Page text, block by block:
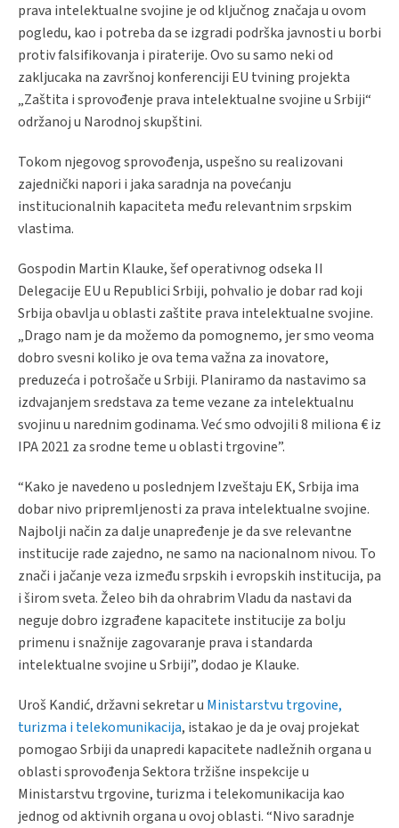
prava intelektualne svojine je od ključnog značaja u ovom
pogledu, kao i potreba da se izgradi podrška javnosti u borbi
protiv falsifikovanja i piraterije. Ovo su samo neki od
zakljucaka na završnoj konferenciji EU tvining projekta
„Zaštita i sprovođenje prava intelektualne svojine u Srbiji“
održanoj u Narodnoj skupštini.
Tokom njegovog sprovođenja, uspešno su realizovani
zajednički napori i jaka saradnja na povećanju
institucionalnih kapaciteta među relevantnim srpskim
vlastima.
Gospodin Martin Klauke, šef operativnog odseka II
Delegacije EU u Republici Srbiji, pohvalio je dobar rad koji
Srbija obavlja u oblasti zaštite prava intelektualne svojine.
„Drago nam je da možemo da pomognemo, jer smo veoma
dobro svesni koliko je ova tema važna za inovatore,
preduzeća i potrošače u Srbiji. Planiramo da nastavimo sa
izdvajanjem sredstava za teme vezane za intelektualnu
svojinu u narednim godinama. Već smo odvojili 8 miliona € iz
IPA 2021 za srodne teme u oblasti trgovine”.
“Kako je navedeno u poslednjem Izveštaju EK, Srbija ima
dobar nivo pripremljenosti za prava intelektualne svojine.
Najbolji način za dalje unapređenje je da sve relevantne
institucije rade zajedno, ne samo na nacionalnom nivou. To
znači i jačanje veza između srpskih i evropskih institucija, pa
i širom sveta. Želeo bih da ohrabrim Vladu da nastavi da
neguje dobro izgrađene kapacitete institucije za bolju
primenu i snažnije zagovaranje prava i standarda
intelektualne svojine u Srbiji”, dodao je Klauke.
Uroš Kandić, državni sekretar u Ministarstvu trgovine,
turizma i telekomunikacija, istakao je da je ovaj projekat
pomogao Srbiji da unapredi kapacitete nadležnih organa u
oblasti sprovođenja Sektora tržišne inspekcije u
Ministarstvu trgovine, turizma i telekomunikacija kao
jednog od aktivnih organa u ovoj oblasti. “Nivo saradnje